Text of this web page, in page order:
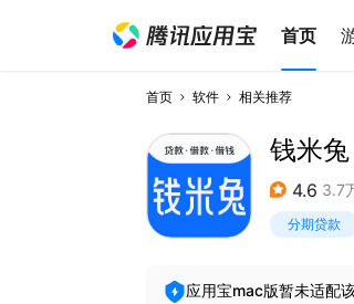
首页
首页 软件 相关推荐
钱米兔
4.6 3.7
分期贷款
应用宝mac版暂未适配